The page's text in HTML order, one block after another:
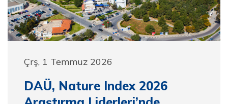
Çrş, 1 Temmuz 2026
DAÜ, Nature Index 2026